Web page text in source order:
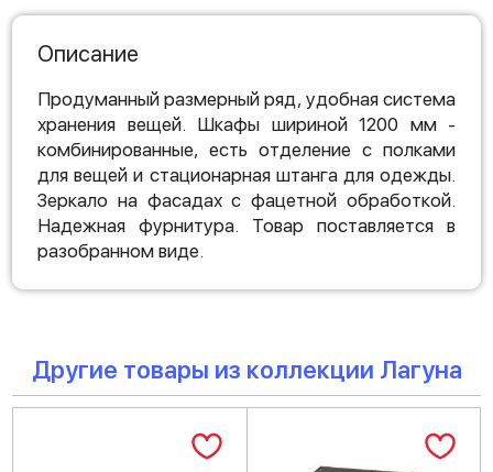
Описание
Продуманный размерный ряд, удобная система
хранения вещей. Шкафы шириной 1200 мм -
комбинированные, есть отделение с полками
для вещей и стационарная штанга для одежды.
Зеркало на фасадах с фацетной обработкой.
Надежная фурнитура. Товар поставляется в
разобранном виде.
Другие товары из коллекции Лагуна